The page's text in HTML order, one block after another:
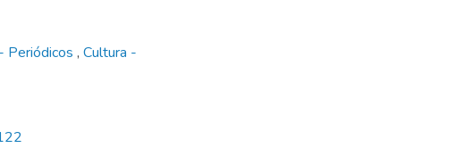
Periódicos , Cultura -